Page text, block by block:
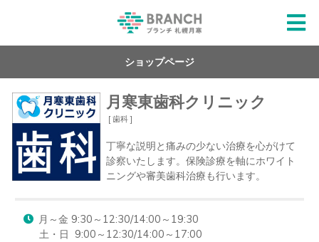
ショップページ
月寒東歯科クリニック
[ 歯科 ]
丁寧な説明と痛みの少ない治療を心がけて
診察いたします。保険診療を軸にホワイト
ニングや審美歯科治療も行います。
月～金 9:30～12:30/14:00～19:30
土・日  9:00～12:30/14:00～17:00